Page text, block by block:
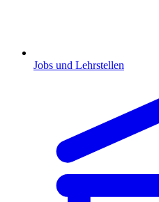
Jobs und Lehrstellen